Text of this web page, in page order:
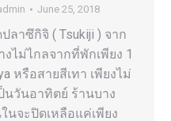
June 25, 2018
ลาซึกิจิ ( Tsukiji ) จาก
ไม่ไกลจากที่พักเพียง 1
หรือสายสีเทา เพียงไม่
นวันอาทิตย์ ร้านบาง
นจะปิดเหลือแค่เพียง